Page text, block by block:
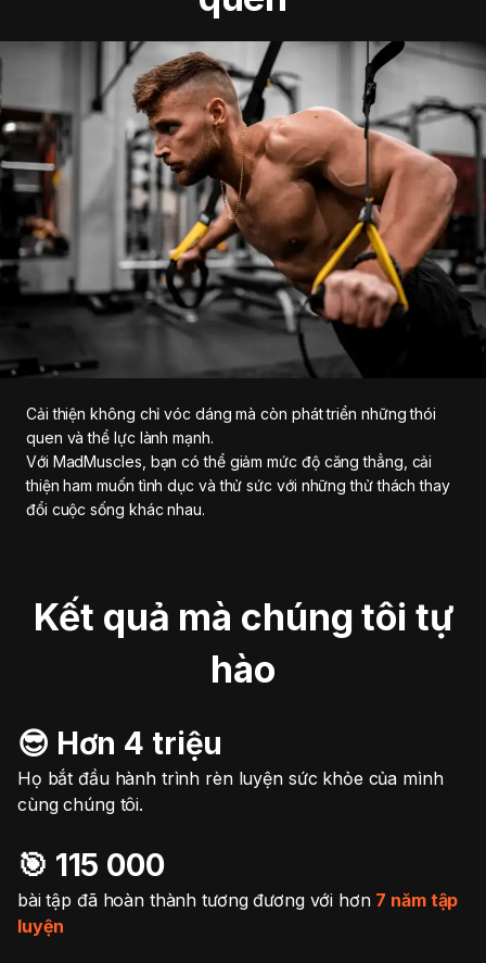
Cải thiện không chỉ vóc dáng mà còn phát triển những thói
quen và thể lực lành mạnh.
Với MadMuscles, bạn có thể giảm mức độ căng thẳng, cải
thiện ham muốn tình dục và thử sức với những thử thách thay
đổi cuộc sống khác nhau.
Kết quả mà chúng tôi tự
hào
😎 Hơn 4 triệu
Họ bắt đầu hành trình rèn luyện sức khỏe của mình
cùng chúng tôi.
🎯️ 115 000
bài tập đã hoàn thành tương đương với hơn 7 năm tập
luyện